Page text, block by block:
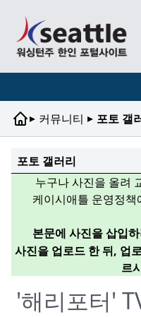
▸ 커뮤니티 ▸ 포토 갤
포토 갤러리
누구나 사진을 올려
케이시애틀 운영정
본문에 사진을 삽입
사진을 업로드 한 뒤, 업
르
'해리포터'